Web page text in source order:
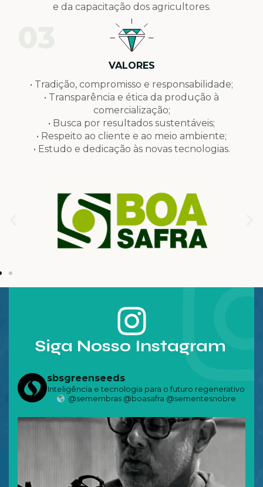
e da capacitação dos agricultores.
VALORES
• Tradição, compromisso e responsabilidade;
• Transparência e ética da produção à
comercialização;
• Busca por resultados sustentáveis;
• Respeito ao cliente e ao meio ambiente;
• Estudo e dedicação às novas tecnologias.
Siga Nosso Instagram
sbsgreenseeds
Inteligência e tecnologia para o futuro regenerativo
@semembras @boasafra @sementesnobre